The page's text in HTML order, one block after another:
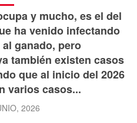
y mucho, es el del
ha venido infectando
ganado, pero
también existen casos
que al inicio del 2026
varios casos...
2026